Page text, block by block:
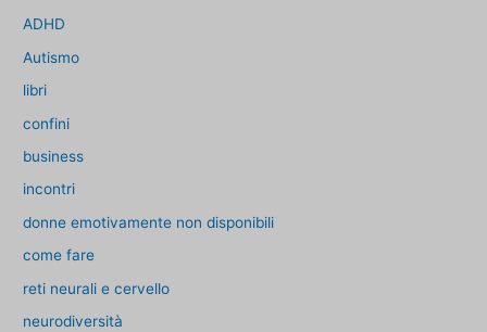
ADHD
Autismo
libri
confini
business
incontri
donne emotivamente non disponibili
come fare
reti neurali e cervello
neurodiversità